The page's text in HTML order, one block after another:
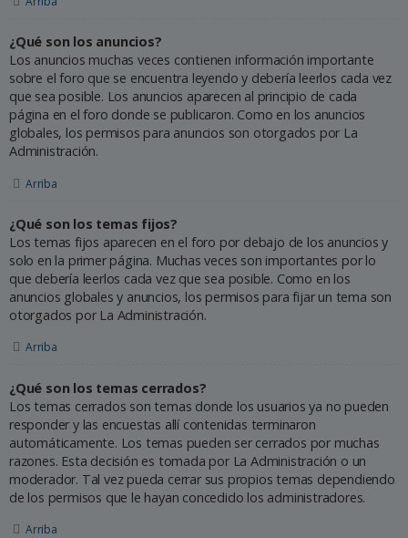
¿Qué son los anuncios?
Los anuncios muchas veces contienen información importante
sobre el foro que se encuentra leyendo y debería leerlos cada vez
que sea posible. Los anuncios aparecen al principio de cada
página en el foro donde se publicaron. Como en los anuncios
globales, los permisos para anuncios son otorgados por La
Administración.
Arriba
¿Qué son los temas fijos?
Los temas fijos aparecen en el foro por debajo de los anuncios y
solo en la primer página. Muchas veces son importantes por lo
que debería leerlos cada vez que sea posible. Como en los
anuncios globales y anuncios, los permisos para fijar un tema son
otorgados por La Administración.
Arriba
¿Qué son los temas cerrados?
Los temas cerrados son temas donde los usuarios ya no pueden
responder y las encuestas allí contenidas terminaron
automáticamente. Los temas pueden ser cerrados por muchas
razones. Esta decisión es tomada por La Administración o un
moderador. Tal vez pueda cerrar sus propios temas dependiendo
de los permisos que le hayan concedido los administradores.
Arriba